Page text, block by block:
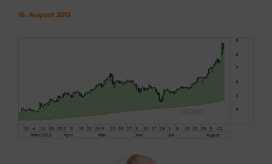
16. August 2013